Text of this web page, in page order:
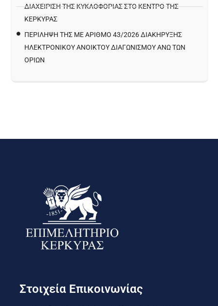
ΔΙΑΧΕΊΡΙΣΗ ΤΗΣ ΚΥΚΛΟΦΟΡΊΑΣ ΣΤΟ ΚΈΝΤΡΟ ΤΗΣ
ΚΈΡΚΥΡΑΣ
ΠΕΡΙΛΗΨΗ ΤΗΣ ΜΕ ΑΡΙΘΜΟ 43/2026 ΔΙΑΚΗΡΥΞΗΣ
ΗΛΕΚΤΡΟΝΙΚΟΥ ΑΝΟΙΚΤΟΥ ΔΙΑΓΩΝΙΣΜΟΥ ΑΝΩ ΤΩΝ
ΟΡΙΩΝ
Στοιχεία Επικοινωνίας